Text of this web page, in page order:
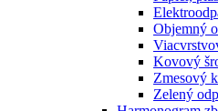
Objemný
Kovový
Zmesový
Zelený